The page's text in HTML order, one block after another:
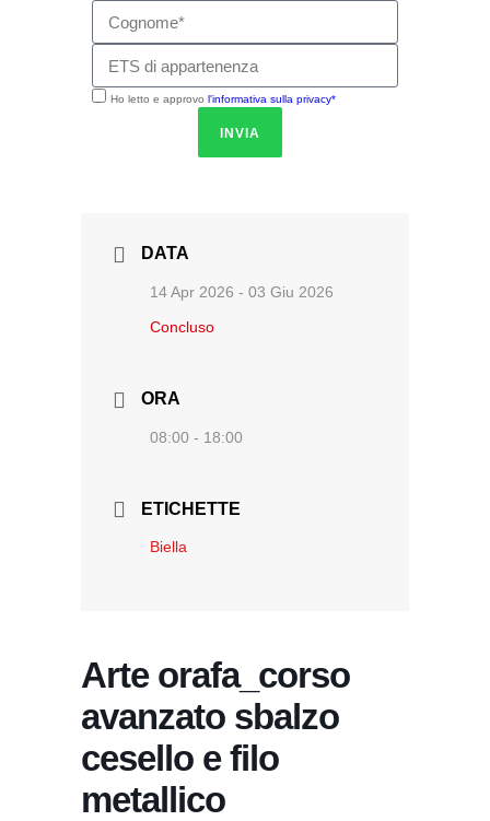
Ho letto e approvo l'informativa sulla privacy*
INVIA
DATA
14 Apr 2026 - 03 Giu 2026
Concluso
ORA
08:00 - 18:00
ETICHETTE
Biella
Arte orafa_corso
avanzato sbalzo
cesello e filo
metallico